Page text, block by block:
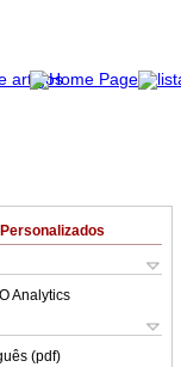
Analytics
(pdf)